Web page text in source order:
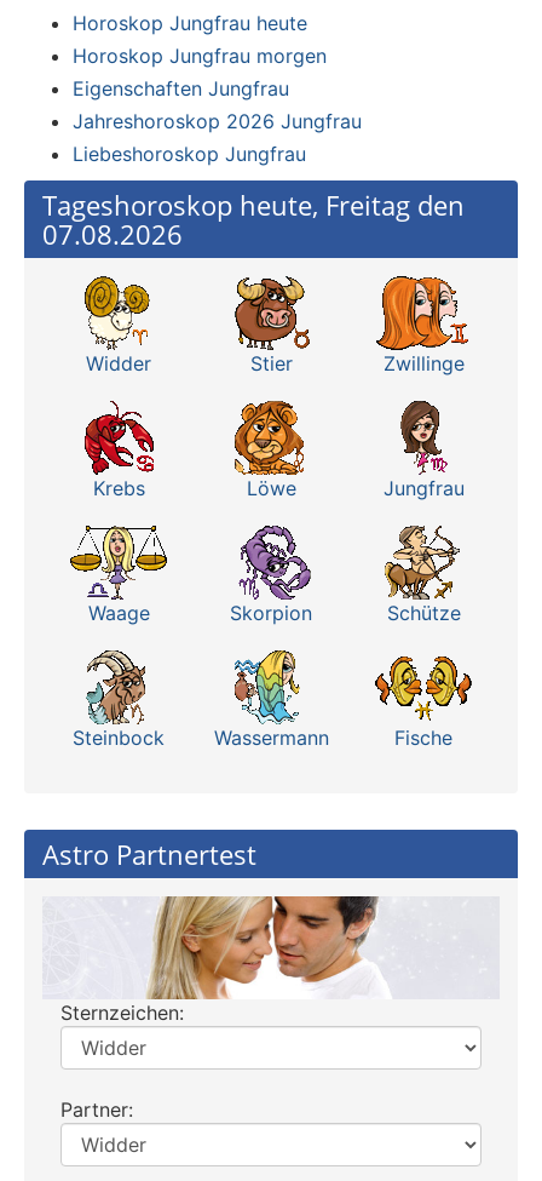
Horoskop Jungfrau heute
Horoskop Jungfrau morgen
Eigenschaften Jungfrau
Jahreshoroskop 2026 Jungfrau
Liebeshoroskop Jungfrau
Tageshoroskop heute, Freitag den
07.08.2026
Widder Stier Zwillinge
Krebs Löwe Jungfrau
Waage Skorpion Schütze
Steinbock Wassermann Fische
Astro Partnertest
Sternzeichen:
Partner: